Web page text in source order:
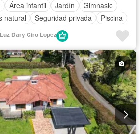
Área infantil Jardín
Gimnasio
natural Seguridad privada Piscina
Dary Ciro Lopez